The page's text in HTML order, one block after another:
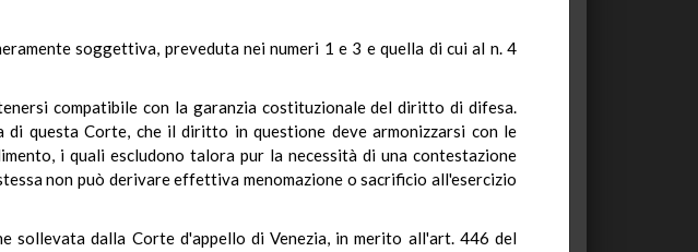
soggettiva, preveduta nei numeri 1 e 3 e quella di cui al n. 4
compatibile con la garanzia costituzionale del diritto di difesa.
questa Corte, che il diritto in questione deve armonizzarsi con le
i quali escludono talora pur la necessità di una contestazione
non può derivare effettiva menomazione o sacrificio all'esercizio
sollevata dalla Corte d'appello di Venezia, in merito all'art. 446 del